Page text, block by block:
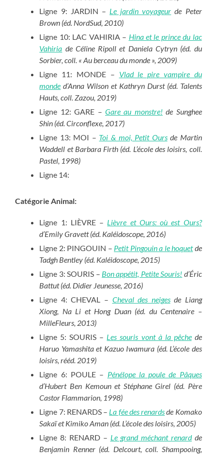
Ligne 9: JARDIN – Le jardin voyageur de Peter
Brown (éd. NordSud, 2010)
Ligne 10: LAC VAHIRIA – Hina et le prince du lac
Vahiria de Céline Ripoll et Daniela Cytryn (éd. du
Sorbier, coll. « Au berceau du monde », 2009)
Ligne 11: MONDE – Vlad le pire vampire du
monde d’Anna Wilson et Kathryn Durst (éd. Talents
Hauts, coll. Zazou, 2019)
Ligne 12: GARE – Gare au monstre! de Sunghee
Shin (éd. Circonflexe, 2017)
Ligne 13: MOI – Toi & moi, Petit Oursde Martin
Waddell et Barbara Firth (éd. L’école des loisirs, coll.
Pastel, 1998)
Ligne 14:
Catégorie Animal:
Ligne 1: LIÈVRE – Lièvre et Ours: où est Ours?
d’Emily Gravett (éd. Kaléidoscope, 2016)
Ligne 2: PINGOUIN – Petit Pingouin a le hoquetde
Tadgh Bentley (éd. Kaléidoscope, 2015)
Ligne 3: SOURIS – Bon appétit, Petite Souris! d’Éric
Battut (éd. Didier Jeunesse, 2016)
Ligne 4: CHEVAL – Cheval des neigesde Liang
Xiong, Na Li et Hong Duan (éd. du Centenaire –
MilleFleurs, 2013)
Ligne 5: SOURIS – Les souris vont à la pêchede
Haruo Yamashita et Kazuo Iwamura (éd. L’école des
loisirs, rééd. 2019)
Ligne 6: POULE – Pénélope la poule de Pâques
d’Hubert Ben Kemoun et Stéphane Girel (éd. Père
Castor Flammarion, 1998)
Ligne 7: RENARDS – La fée des renardsde Komako
Sakaï et Kimiko Aman (éd. L’école des loisirs, 2005)
Ligne 8: RENARD – Le grand méchant renardde
Benjamin Renner (éd. Delcourt, coll. Shampooing,